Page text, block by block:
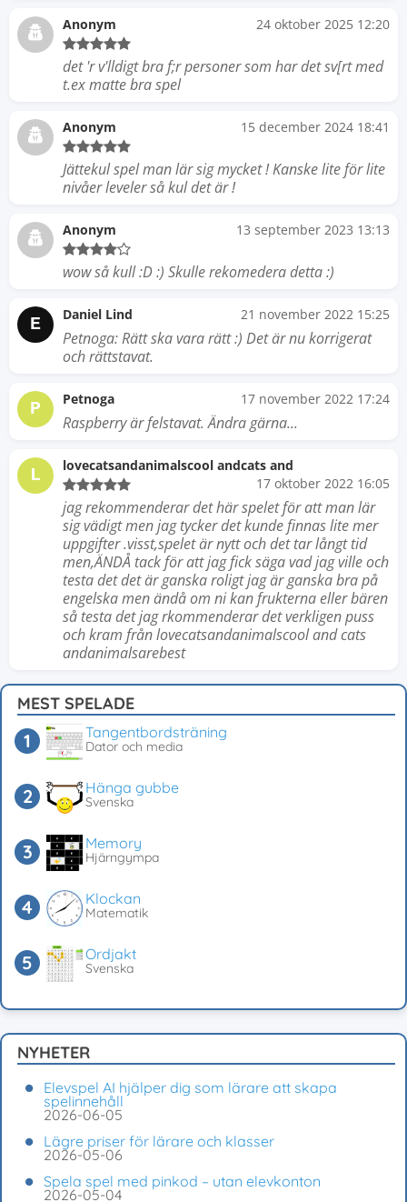
Anonym 24 oktober 2025 12:20
det 'r v'lldigt bra f;r personer som har det sv[rt med
t.ex matte bra spel
Anonym 15 december 2024 18:41
Jättekul spel man lär sig mycket ! Kanske lite för lite
nivåer leveler så kul det är !
Anonym 13 september 2023 13:13
wow så kull :D :) Skulle rekomedera detta :)
E Daniel Lind 21 november 2022 15:25
Petnoga: Rätt ska vara rätt :) Det är nu korrigerat
och rättstavat.
P Petnoga 17 november 2022 17:24
Raspberry är felstavat. Ändra gärna...
L
lovecatsandanimalscool andcats and
17 oktober 2022 16:05
jag rekommenderar det här spelet för att man lär
sig vädigt men jag tycker det kunde finnas lite mer
uppgifter .visst,spelet är nytt och det tar långt tid
men,ÄNDÅ tack för att jag fick säga vad jag ville och
testa det det är ganska roligt jag är ganska bra på
engelska men ändå om ni kan frukterna eller bären
så testa det jag rkommenderar det verkligen puss
och kram från lovecatsandanimalscool and cats
andanimalsarebest
MEST SPELADE
Tangentbordsträning
Dator och media
Hänga gubbe
Svenska
Memory
Hjärngympa
Klockan
Matematik
Ordjakt
Svenska
NYHETER
Elevspel AI hjälper dig som lärare att skapa
spelinnehåll
2026-06-05
Lägre priser för lärare och klasser
2026-05-06
Spela spel med pinkod – utan elevkonton
2026-05-04